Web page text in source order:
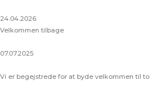
24.04.2026
Velkommen tilbage
07.07.2025
Vi er begejstrede for at byde velkommen til